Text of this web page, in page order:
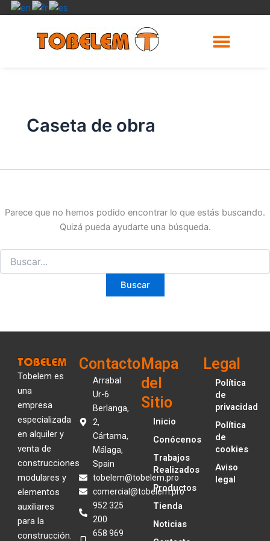
contenido
Caseta de obra
Parece que no hemos podido encontrar lo que estás buscando.
Quizá pueda ayudarte una búsqueda.
Buscar
por:
Tobelem es
una
empresa
especializada
en alquiler y
venta de
construcciones
modulares y
elementos
auxiliares
para la
construcción.
Contacto
Arrabal
Ur-6
Berlanga,
2,
Cártama,
Málaga,
Spain
tobelem@tobelem.pro
comercial@tobelem.pro
952 325
200
658 969
Mapa
del
Sitio
Inicio
Conócenos
Trabajos
Realizados
Productos
Tienda
Noticias
Legal
Política
de
privacidad
Política
de
cookies
Aviso
legal